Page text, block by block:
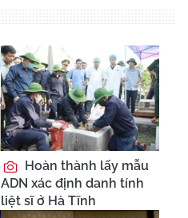
Hoàn thành lấy mẫu
ADN xác định danh tính
liệt sĩ ở Hà Tĩnh